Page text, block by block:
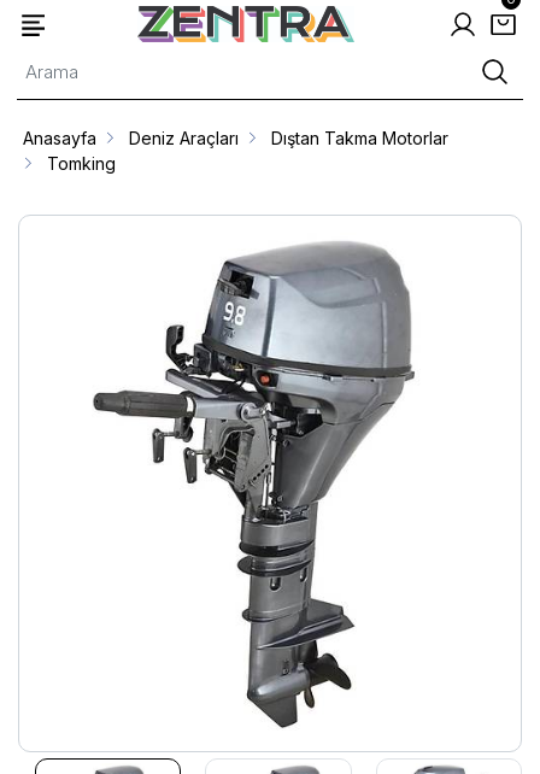
Anasayfa Deniz Araçları
Dıştan Takma Motorlar
Tomking